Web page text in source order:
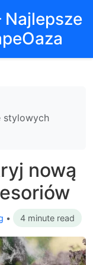
Najlepsze
stylowych
nową
• 4 minute read